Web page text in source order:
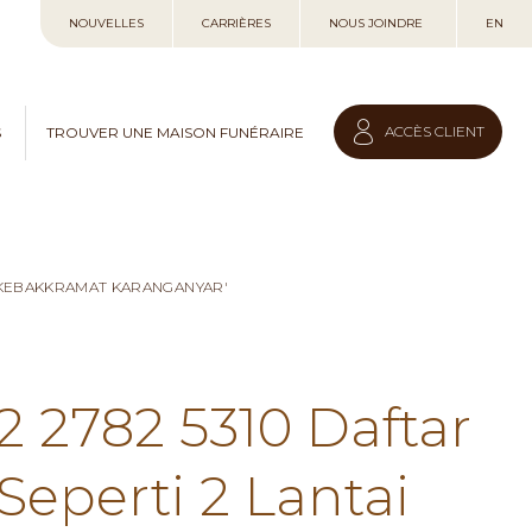
au
NOUVELLES CARRIÈRES NOUS JOINDRE EN
TROUVER UNE MAISON FUNÉRAIRE ACCÈS CLIENT
KARANGANYAR'
2782 5310 Daftar
2 Lantai